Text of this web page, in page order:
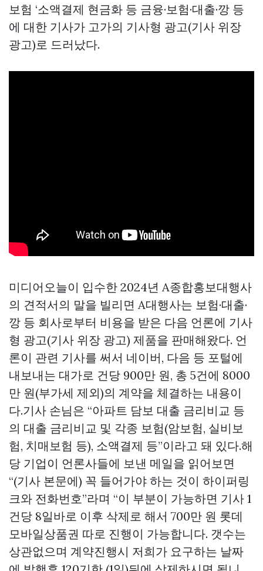
보험 ‘소액결제 현금화 등 금융·보험·대출·깡 등
에 대한 기사가 고가의 기사형 광고(기사 위장
광고)로 드러났다.
미디어오늘이 입수한 2024년 A종합홍보대행사
의 견적서의 말을 빌리면 A대행사는 보험·대출·
깡 등 회사로부터 비용을 받은 다음 언론에 기사
형 광고(기사 위장 광고) 제품을 판매해왔다. 언
론이 관련 기사를 써서 네이버, 다음 등 포털에
내보내는 대가로 건당 900만 원, 총 5건에 8000
만 원(부가세 제외)의 계약을 체결하는 내용이
다.기사 손님은 “아파트 담보 대출 금리비교 등
의 대출 금리비교 및 각종 보험(암보험, 실비보
험, 치매보험 등), 소액결제 등”이라고 돼 있다.해
당 기업이 언론사들에 보낸 메일을 읽어보면
“(기사 본문에) 꼭 들어가야 하는 것이 하이퍼링
크와 전화번호”라며 “이 부분이 가능하면 기사 1
건당 8일바로 이후 삭제로 해서 700만 원 롯데
모바일상품권 따로 진행이 가능합니다. 갯수는
상관없으며 계약진행시 저희가 요구하는 날짜